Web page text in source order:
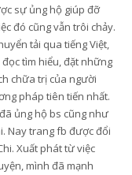
sự ủng hộ giúp đỡ
đó cũng vẫn trôi chảy.
tải qua tiếng Việt,
tìm hiểu, đặt những
chữa trị của người
pháp tiên tiến nhất.
ủng hộ bs cũng như
Nay trang fb được đổi
Xuất phát từ việc
mình đã mạnh